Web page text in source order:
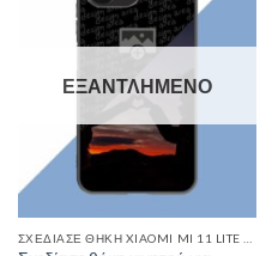
Wishlist
ΕΞΑΝΤΛΗΜΈΝΟ